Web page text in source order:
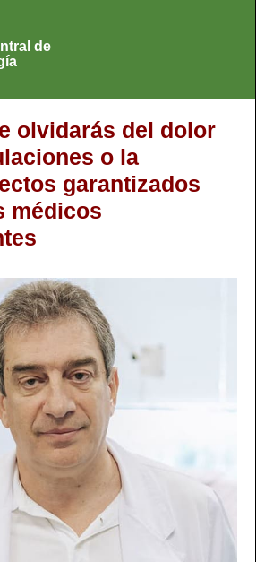
de
olvidarás del dolor
o la
garantizados
médicos